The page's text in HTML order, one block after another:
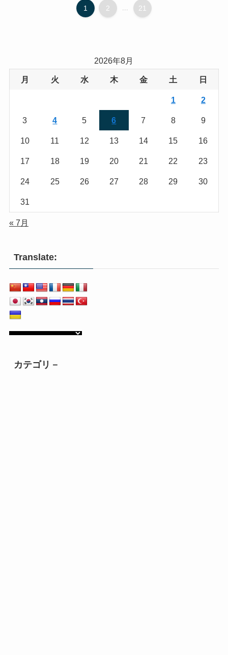
1 2 ... 21
2026年8月
月 火 水 木 金 土 日
1 2
3 4 5 6 7 8 9
10 11 12 13 14 15 16
17 18 19 20 21 22 23
24 25 26 27 28 29 30
31
« 7月
Translate:
カテゴリ－